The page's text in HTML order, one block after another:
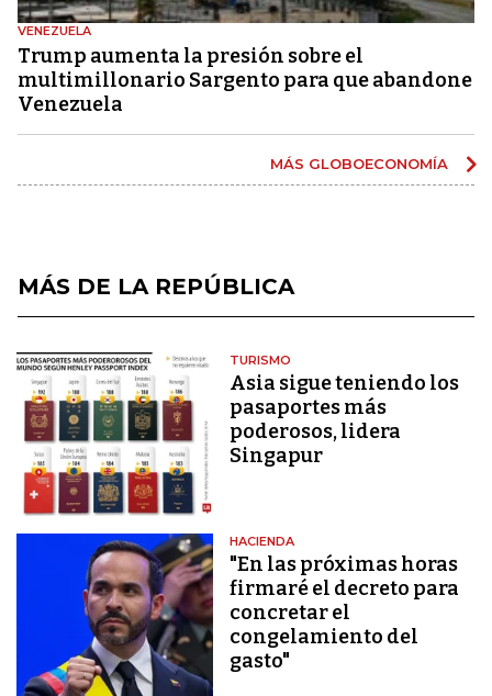
VENEZUELA
Trump aumenta la presión sobre el
multimillonario Sargento para que abandone
Venezuela
MÁS GLOBOECONOMÍA
MÁS DE LA REPÚBLICA
TURISMO
Asia sigue teniendo los
pasaportes más
poderosos, lidera
Singapur
HACIENDA
"En las próximas horas
firmaré el decreto para
concretar el
congelamiento del
gasto"